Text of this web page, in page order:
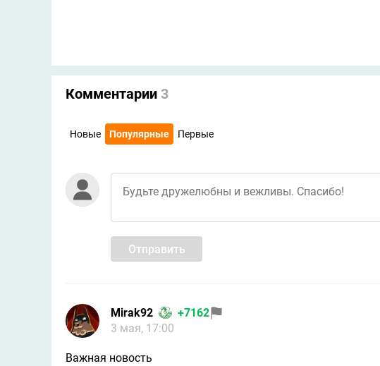
Комментарии 3
Новые Популярные Первые
Отправить
Mirak92
+7162
3 мая, 17:00
Важная новость